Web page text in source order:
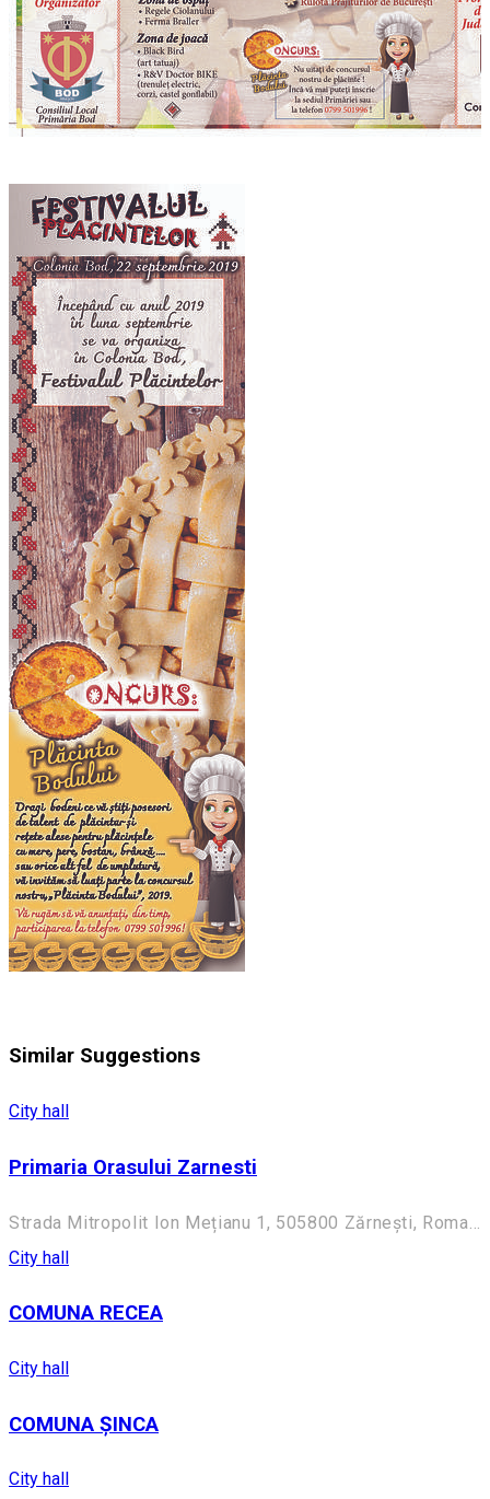
Similar Suggestions
City hall
Primaria Orasului Zarnesti
City hall
COMUNA RECEA
City hall
COMUNA ȘINCA
City hall